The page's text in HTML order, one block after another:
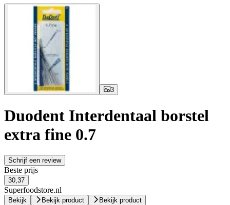
3
Duodent Interdentaal borstel
extra fine 0.7
Schrijf een review
Beste prijs
30,37
Superfoodstore.nl
Bekijk Bekijk product Bekijk product